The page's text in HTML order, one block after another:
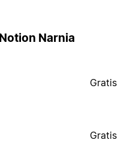
Narnia
Gratis
Gratis